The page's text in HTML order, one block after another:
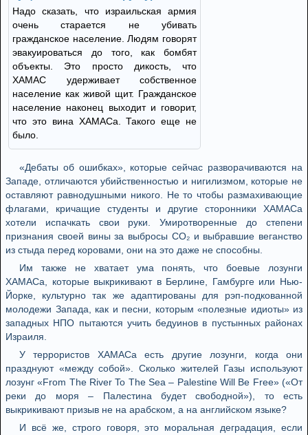
Надо сказать, что израильская армия
очень старается не убивать
гражданское население. Людям говорят
эвакуироваться до того, как бомбят
объекты. Это просто дикость, что
ХАМАС удерживает собственное
население как живой щит. Гражданское
население наконец выходит и говорит,
что это вина ХАМАСа. Такого еще не
было.
«Дебаты об ошибках», которые сейчас разворачиваются на
Западе, отличаются убийственностью и нигилизмом, которые не
оставляют равнодушными никого. Не то чтобы размахивающие
флагами, кричащие студенты и другие сторонники ХАМАСа
хотели испачкать свои руки. Умиротворенные до степени
признания своей вины за выбросы CO₂ и выбравшие веганство
из стыда перед коровами, они на это даже не способны.
Им также не хватает ума понять, что боевые лозунги
ХАМАСа, которые выкрикивают в Берлине, Гамбурге или Нью-
Йорке, культурно так же адаптированы для рэп-подкованной
молодежи Запада, как и песни, которым «полезные идиоты» из
западных НПО пытаются учить бедуинов в пустынных районах
Израиля.
У террористов ХАМАСа есть другие лозунги, когда они
празднуют «между собой». Сколько жителей Газы используют
лозунг «From The River To The Sea – Palestine Will Be Free» («От
реки до моря – Палестина будет свободной»), то есть
выкрикивают призыв не на арабском, а на английском языке?
И всё же, строго говоря, это моральная деградация, если